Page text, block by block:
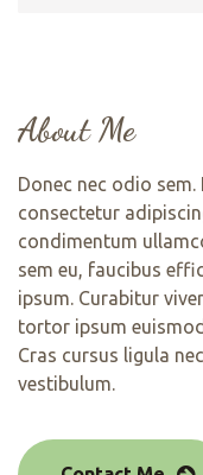
About Me
Donec nec odio
consectetur
condimentum
sem eu, faucibus
ipsum. Curabitur
tortor ipsum
Cras cursus ligula
vestibulum.